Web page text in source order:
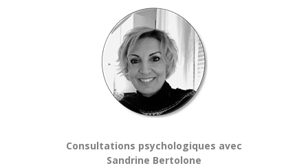
Consultations psychologiques avec
Sandrine Bertolone